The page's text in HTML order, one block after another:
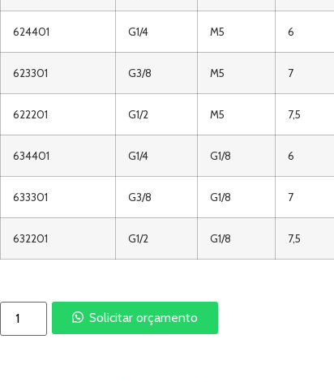
624401 G1/4 M5 6
623301 G3/8 M5 7
622201 G1/2 M5 7,5
634401 G1/4 G1/8 6
633301 G3/8 G1/8 7
632201 G1/2 G1/8 7,5
Solicitar orçamento